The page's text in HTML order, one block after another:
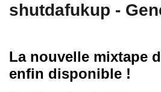
shutdafukup -
La nouvelle mixtape
enfin disponible !